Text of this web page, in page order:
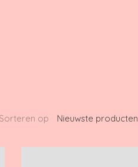
Sorteren op Nieuwste producten